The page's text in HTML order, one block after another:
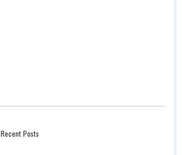
Recent Posts